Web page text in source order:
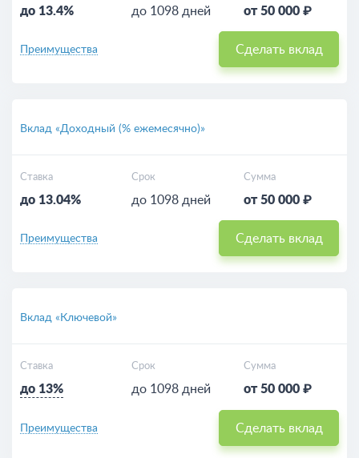
до 13.4% до 1098 дней от 50 000 ₽
Преимущества Сделать вклад
Вклад «Доходный (% ежемесячно)»
Ставка
до 13.04%
Срок
до 1098 дней
Сумма
от 50 000 ₽
Преимущества Сделать вклад
Вклад «Ключевой»
Ставка
до 13%
Срок
до 1098 дней
Сумма
от 50 000 ₽
Преимущества Сделать вклад